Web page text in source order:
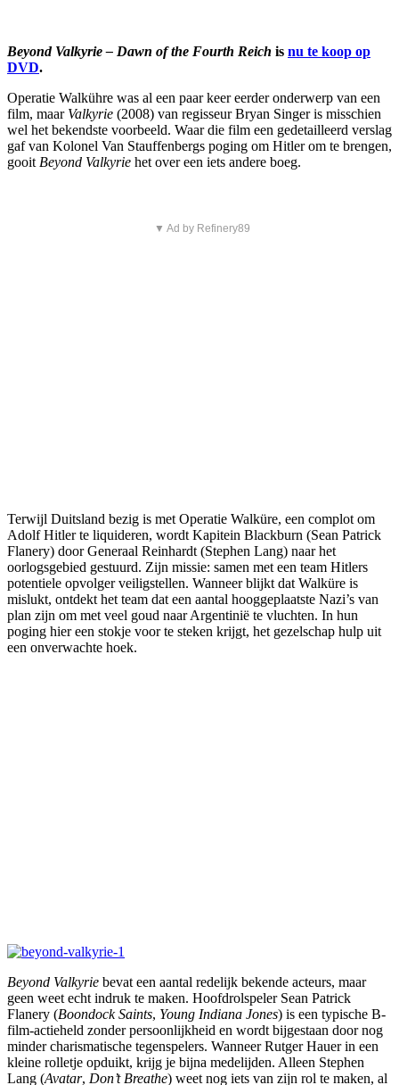
Beyond Valkyrie – Dawn of the Fourth Reich is nu te koop op
DVD.
Operatie Walkühre was al een paar keer eerder onderwerp van een
film, maar Valkyrie (2008) van regisseur Bryan Singer is misschien
wel het bekendste voorbeeld. Waar die film een gedetailleerd verslag
gaf van Kolonel Van Stauffenbergs poging om Hitler om te brengen,
gooit Beyond Valkyrie het over een iets andere boeg.
▼ Ad by Refinery89
Terwijl Duitsland bezig is met Operatie Walküre, een complot om
Adolf Hitler te liquideren, wordt Kapitein Blackburn (Sean Patrick
Flanery) door Generaal Reinhardt (Stephen Lang) naar het
oorlogsgebied gestuurd. Zijn missie: samen met een team Hitlers
potentiele opvolger veiligstellen. Wanneer blijkt dat Walküre is
mislukt, ontdekt het team dat een aantal hooggeplaatste Nazi’s van
plan zijn om met veel goud naar Argentinië te vluchten. In hun
poging hier een stokje voor te steken krijgt, het gezelschap hulp uit
een onverwachte hoek.
Beyond Valkyrie bevat een aantal redelijk bekende acteurs, maar
geen weet echt indruk te maken. Hoofdrolspeler Sean Patrick
Flanery (Boondock Saints, Young Indiana Jones) is een typische B-
film-actieheld zonder persoonlijkheid en wordt bijgestaan door nog
minder charismatische tegenspelers. Wanneer Rutger Hauer in een
kleine rolletje opduikt, krijg je bijna medelijden. Alleen Stephen
Lang (Avatar, Don’t Breathe) weet nog iets van zijn rol te maken, al